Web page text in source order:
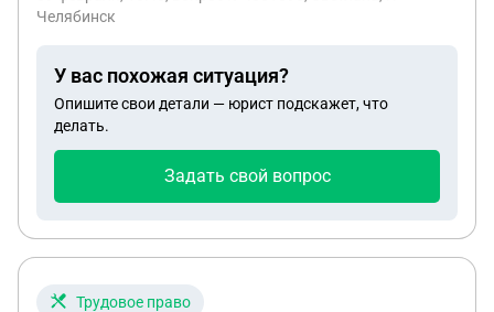
момент(кто находится в отпуске по уходу за
так?
Челябинск
У вас похожая ситуация?
Опишите свои детали — юрист подскажет, что
делать.
Задать свой вопрос
Трудовое право